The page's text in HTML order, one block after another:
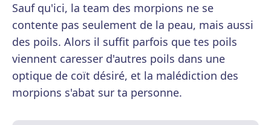
Sauf qu'ici, la team des morpions ne se
contente pas seulement de la peau, mais aussi
des poils. Alors il suffit parfois que tes poils
viennent caresser d'autres poils dans une
optique de coït désiré, et la malédiction des
morpions s'abat sur ta personne.